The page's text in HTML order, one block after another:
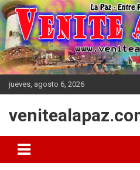
Skip
to
content
jueves, agosto 6, 2026